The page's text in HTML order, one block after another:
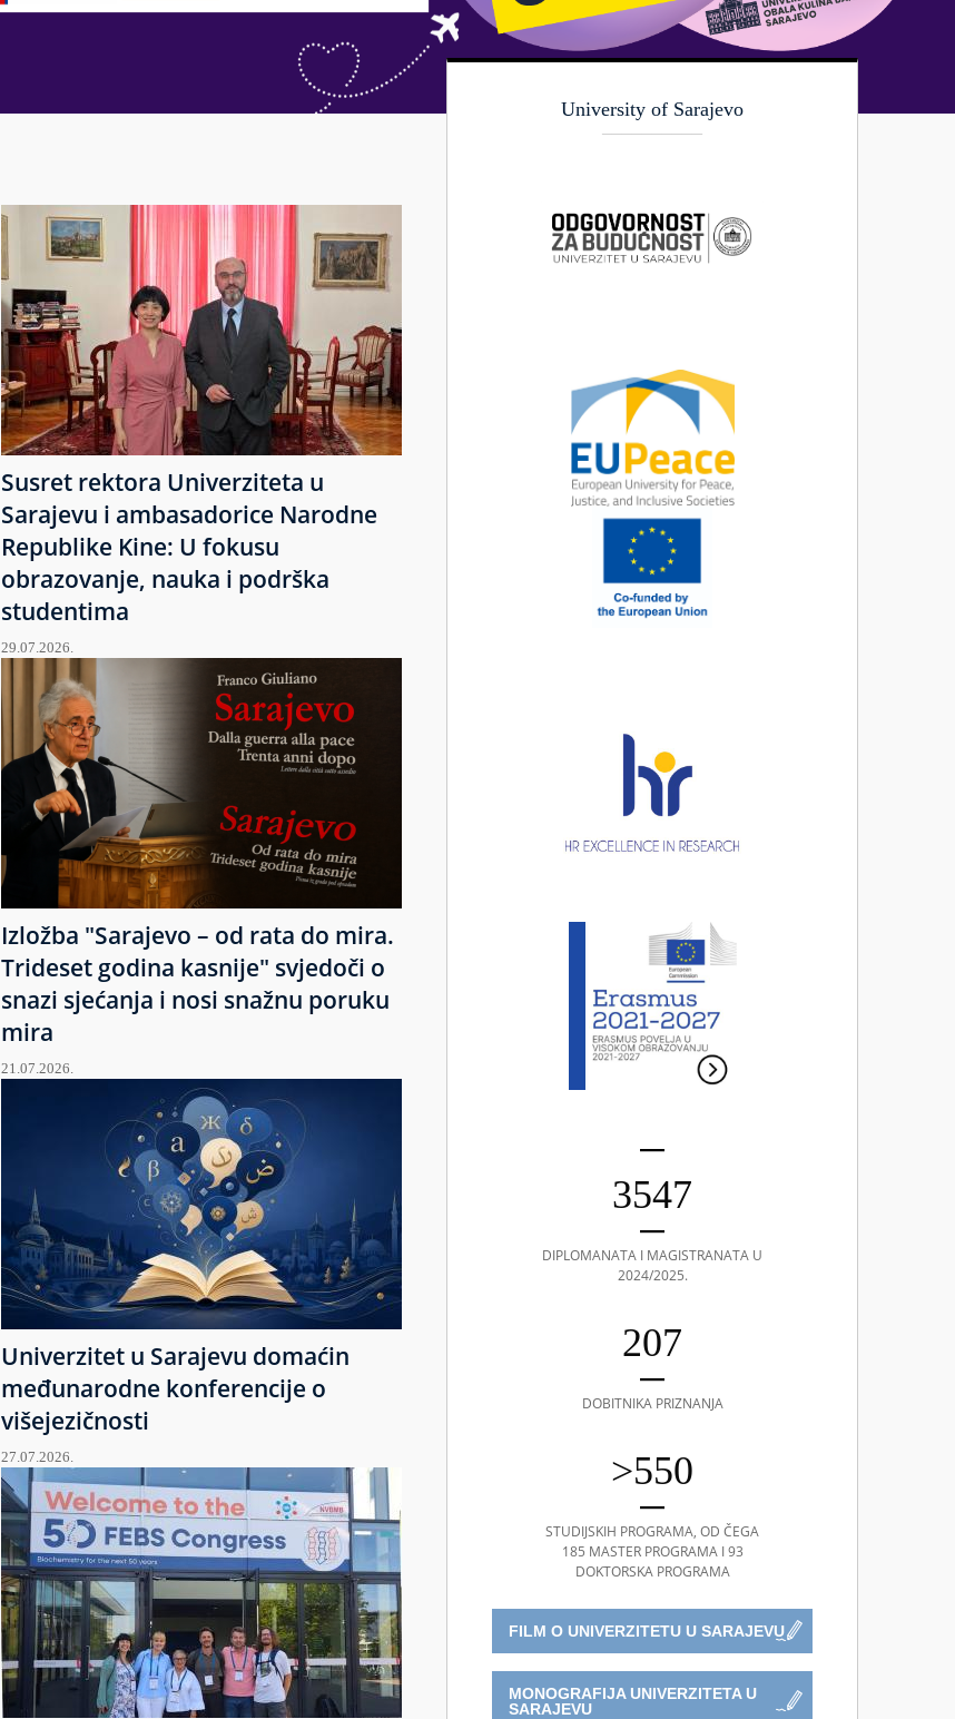
Susret rektora Univerziteta u
Sarajevu i ambasadorice Narodne
Republike Kine: U fokusu
obrazovanje, nauka i podrška
studentima
29.07.2026.
Izložba "Sarajevo – od rata do mira.
Trideset godina kasnije" svjedoči o
snazi sjećanja i nosi snažnu poruku
mira
21.07.2026.
Univerzitet u Sarajevu domaćin
međunarodne konferencije o
višejezičnosti
27.07.2026.
University of Sarajevo
3547
DIPLOMANATA I MAGISTRANATA U
2024/2025.
207
DOBITNIKA PRIZNANJA
>550
STUDIJSKIH PROGRAMA, OD ČEGA
185 MASTER PROGRAMA I 93
DOKTORSKA PROGRAMA
FILM O UNIVERZITETU U SARAJEVU
MONOGRAFIJA UNIVERZITETA U
SARAJEVU